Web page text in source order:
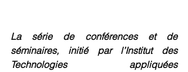
La série de conférences et de
séminaires, initié par l’Institut des
Technologies appliquées